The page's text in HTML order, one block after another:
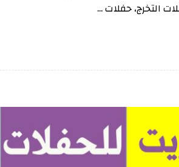
التخرج، حفلات ...